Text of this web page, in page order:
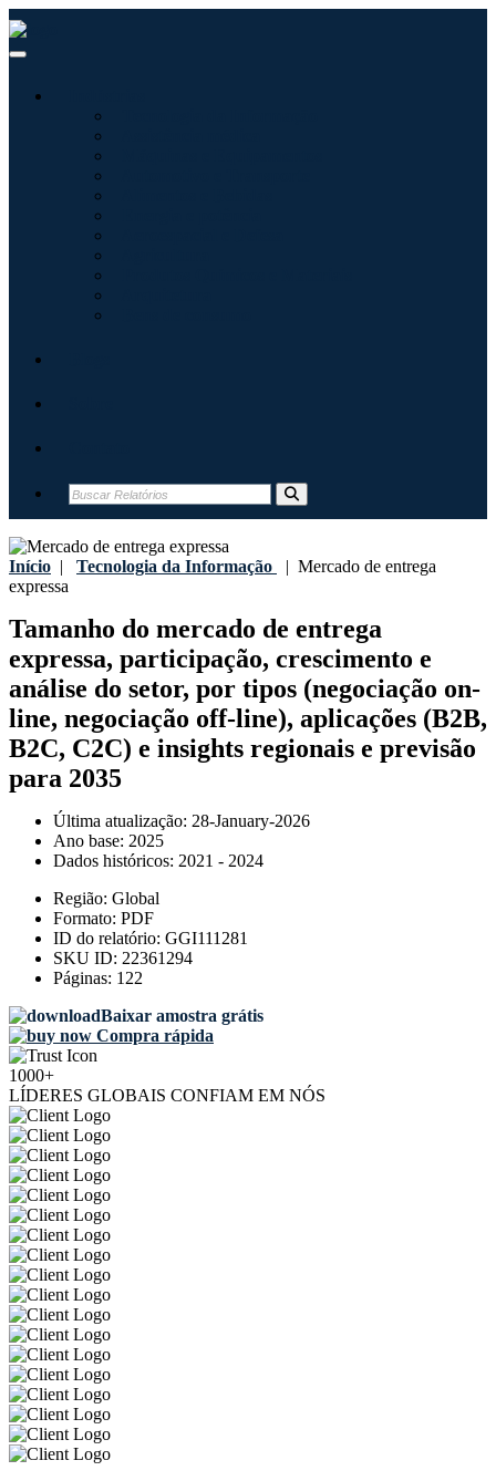
Início | Tecnologia da Informação | Mercado de entrega
expressa
Tamanho do mercado de entrega
expressa, participação, crescimento e
análise do setor, por tipos (negociação on-
line, negociação off-line), aplicações (B2B,
B2C, C2C) e insights regionais e previsão
para 2035
Última atualização: 28-January-2026
Ano base: 2025
Dados históricos: 2021 - 2024
Região: Global
Formato: PDF
ID do relatório: GGI111281
SKU ID: 22361294
Páginas: 122
Baixar amostra grátis
Compra rápida
1000+
LÍDERES GLOBAIS CONFIAM EM NÓS